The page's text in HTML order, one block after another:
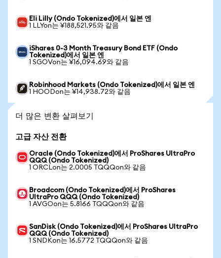
Eli Lilly (Ondo Tokenized)에서 일본 엔
1 LLYon는 ¥188,521.95와 같음
iShares 0-3 Month Treasury Bond ETF (Ondo
Tokenized)에서 일본 엔
1 SGOVon는 ¥16,094.69와 같음
Robinhood Markets (Ondo Tokenized)에서 일본 엔
1 HOODon는 ¥14,938.72와 같음
더 많은 변환 살펴보기
고급 자산 전환
Oracle (Ondo Tokenized)에서 ProShares UltraPro
QQQ (Ondo Tokenized)
1 ORCLon는 2.0005 TQQQon와 같음
Broadcom (Ondo Tokenized)에서 ProShares
UltraPro QQQ (Ondo Tokenized)
1 AVGOon는 5.8166 TQQQon와 같음
SanDisk (Ondo Tokenized)에서 ProShares UltraPro
QQQ (Ondo Tokenized)
1 SNDKon는 16.5772 TQQQon와 같음